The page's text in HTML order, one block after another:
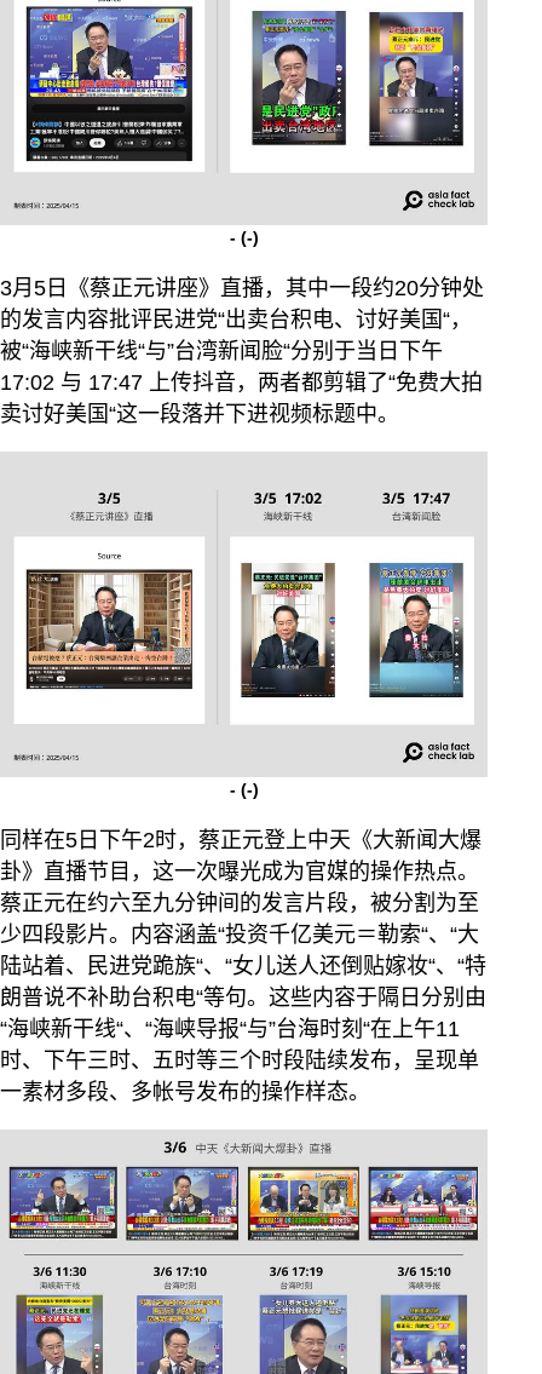
- (-)
3月5日《蔡正元讲座》直播，其中一段约20分钟处
的发言内容批评民进党“出卖台积电、讨好美国“，
被“海峡新干线“与”台湾新闻脸“分别于当日下午
17:02 与 17:47 上传抖音，两者都剪辑了“免费大拍
卖讨好美国“这一段落并下进视频标题中。
- (-)
同样在5日下午2时，蔡正元登上中天《大新闻大爆
卦》直播节目，这一次曝光成为官媒的操作热点。
蔡正元在约六至九分钟间的发言片段，被分割为至
少四段影片。内容涵盖“投资千亿美元＝勒索“、“大
陆站着、民进党跪族“、“女儿送人还倒贴嫁妆“、“特
朗普说不补助台积电“等句。这些内容于隔日分别由
“海峡新干线“、“海峡导报“与”台海时刻“在上午11
时、下午三时、五时等三个时段陆续发布，呈现单
一素材多段、多帐号发布的操作样态。